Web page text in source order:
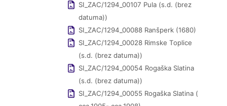
SI_ZAC/1294_00107 Pula (s.d. (brez
datuma))
SI_ZAC/1294_00088 Ranšperk (1680)
SI_ZAC/1294_00028 Rimske Toplice
(s.d. (brez datuma))
SI_ZAC/1294_00054 Rogaška Slatina
(s.d. (brez datuma))
SI_ZAC/1294_00055 Rogaška Slatina (